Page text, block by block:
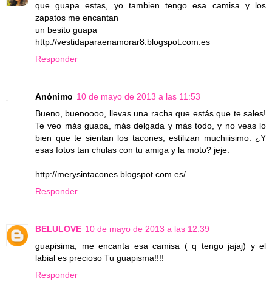
que guapa estas, yo tambien tengo esa camisa y los
zapatos me encantan
un besito guapa
http://vestidaparaenamorar8.blogspot.com.es
Responder
Anónimo 10 de mayo de 2013 a las 11:53
Bueno, buenoooo, llevas una racha que estás que te sales!
Te veo más guapa, más delgada y más todo, y no veas lo
bien que te sientan los tacones, estilizan muchiiisimo. ¿Y
esas fotos tan chulas con tu amiga y la moto? jeje.
http://merysintacones.blogspot.com.es/
Responder
BELULOVE 10 de mayo de 2013 a las 12:39
guapisima, me encanta esa camisa ( q tengo jajaj) y el
labial es precioso Tu guapisma!!!!
Responder